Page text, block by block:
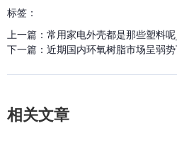
标签：
上一篇： 常用家电外壳都是那些塑料
下一篇： 近期国内环氧树脂市场呈弱
相关文章